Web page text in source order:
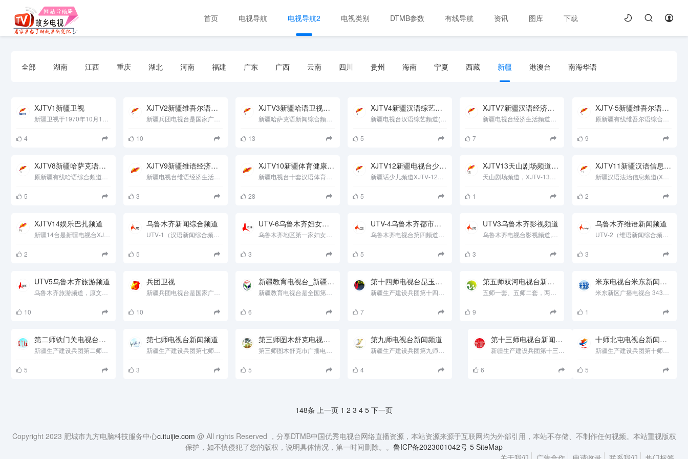
首页 电视导航 电视导航2 电视类别 DTMB参数 有线导航 资讯 图库 下载
全部 湖南 江西 重庆 湖北 河南 福建 广东 广西 云南 四川 贵州 海南 宁夏 西藏 新疆 港澳台 南海华语
XJTV1新疆卫视
4
XJTV2新疆维吾尔语卫视
10
XJTV3新疆哈语卫视直播
13
XJTV4新疆汉语综艺频道
5
XJTV-5新疆维吾尔语影视频道
9
XJTV7新疆汉语经济生活频道
7
XJTV8新疆哈萨克语综艺频道
5
XJTV9新疆维语经济生活频道
3
XJTV10新疆体育健康频道
28
XJTV11新疆汉语信息服务频道
2
XJTV12新疆电视台少儿频道
5
XJTV13天山剧场频道新疆电影频道
1
XJTV14娱乐巴扎频道
2
乌鲁木齐新闻综合频道
5
乌鲁木齐维语新闻频道
3
UTV-6乌鲁木齐妇女儿童频道
3
UTV-4乌鲁木齐都市生活频道
5
UTV3乌鲁木齐影视频道
3
UTV5乌鲁木齐旅游频道
10
米东电视台米东新闻频道
1
兵团卫视
10
新疆教育电视台_新疆教育频道
6
第十四师电视台昆玉电视台
7
第五师双河电视台新闻频道
9
十师北屯电视台新闻频道
5
第二师铁门关电视台新闻频道
5
第七师电视台新闻频道
3
第三师图木舒克电视台新闻频道
5
第九师电视台新闻频道
4
第十三师电视台新闻频道
6
148条 上一页 1 2 3 4 5 下一页
Copyright 2023 肥城市九方电脑科技服务中心c.ituijie.com @ All rights Reserved ，分享DTMB中国优秀电视台网络直播资源，本站资源来源于互联网均为外部引用，本站不存储、不制作任何视频。本站重视版权
保护，如不慎侵犯了您的版权，说明具体情况，第一时间删除。。 鲁ICP备2023001042号-5 SiteMap